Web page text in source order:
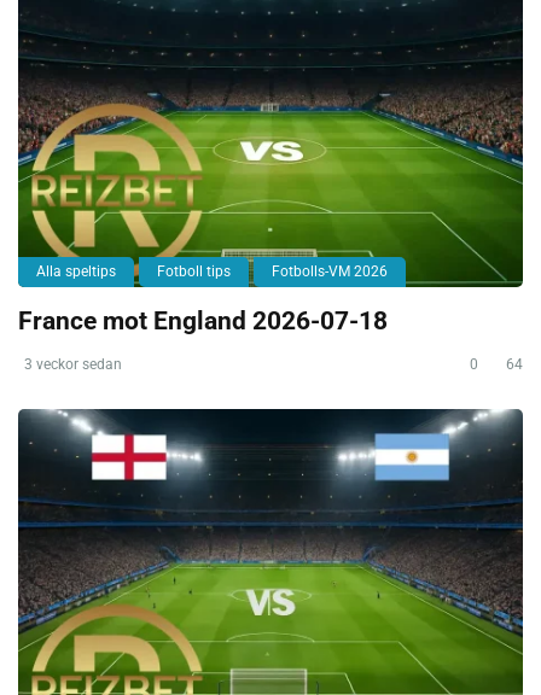
Alla speltips Fotboll tips Fotbolls-VM 2026
France mot England 2026-07-18
3 veckor sedan 0 64